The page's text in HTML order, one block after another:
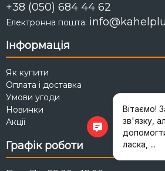
+38 (050) 684 44 62
Електронна пошта:
Інформація
Як купити
Оплата і доставка
Умови угоди
Новинки
Акції
Графік роботи